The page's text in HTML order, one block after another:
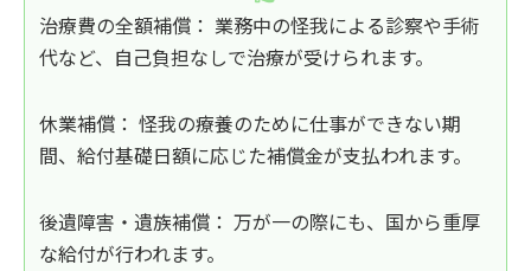
治療費の全額補償： 業務中の怪我による診察や手術
代など、自己負担なしで治療が受けられます。
休業補償： 怪我の療養のために仕事ができない期
間、給付基礎日額に応じた補償金が支払われます。
後遺障害・遺族補償： 万が一の際にも、国から重厚
な給付が行われます。